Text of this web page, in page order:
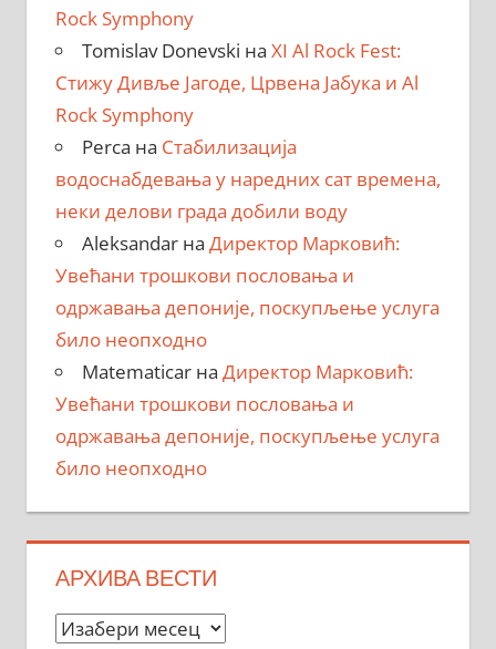
Rock Symphony
Tomislav Donevski на XI Al Rock Fest:
Стижу Дивље Јагоде, Црвена Јабука и Al
Rock Symphony
Perca на Стабилизација
водоснабдевања у наредних сат времена,
неки делови града добили воду
Aleksandarна Директор Марковић:
Увећани трошкови пословања и
одржавања депоније, поскупљење услуга
било неопходно
Matematicarна Директор Марковић:
Увећани трошкови пословања и
одржавања депоније, поскупљење услуга
било неопходно
АРХИВА ВЕСТИ
Архива